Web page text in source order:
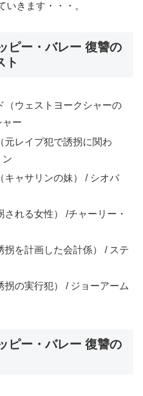
いきます・・・。
ピー・バレー 復讐の
ト
（ウェストヨークシャーの
ャー
元レイプ犯で誘拐に関わ
ン
キャサリンの妹） / シオバ
れる女性） /チャーリー・
拐を計画した会計係） / ステ
拐の実行犯） / ジョーアーム
ピー・バレー 復讐の